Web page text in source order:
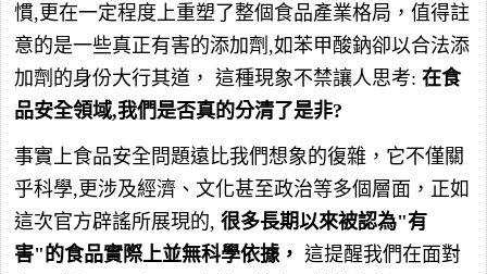
慣,更在一定程度上重塑了整個食品產業格局，值得註
意的是一些真正有害的添加劑,如苯甲酸鈉卻以合法添
加劑的身份大行其道， 這種現象不禁讓人思考: 在食
品安全領域,我們是否真的分清了是非?
事實上食品安全問題遠比我們想象的復雜，它不僅關
乎科學,更涉及經濟、文化甚至政治等多個層面，正如
這次官方辟謠所展現的, 很多長期以來被認為"有
害"的食品實際上並無科學依據， 這提醒我們在面對